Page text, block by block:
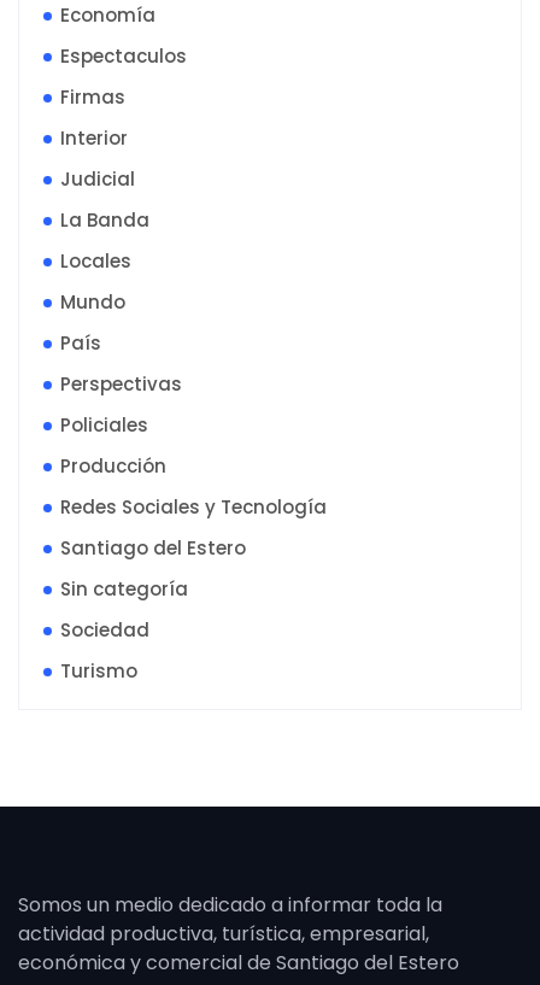
Economía
Espectaculos
Firmas
Interior
Judicial
La Banda
Locales
Mundo
País
Perspectivas
Policiales
Producción
Redes Sociales y Tecnología
Santiago del Estero
Sin categoría
Sociedad
Turismo
Somos un medio dedicado a informar toda la
actividad productiva, turística, empresarial,
económica y comercial de Santiago del Estero